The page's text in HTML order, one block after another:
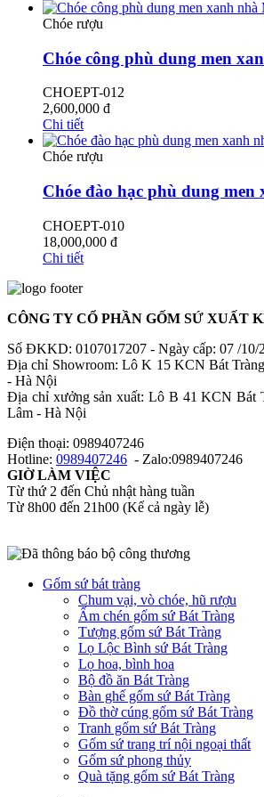
Chóe rượu
Chóe công phù dung men
CHOEPT-012
2,600,000 đ
Chi tiết
Chóe rượu
Chóe đào hạc phù dung
CHOEPT-010
18,000,000 đ
Chi tiết
CÔNG TY CỔ PHẦN GỐM SỨ XUẤT
Số ĐKKD: 0107017207 - Ngày cấp: 07 /10/
Địa chỉ Showroom: Lô K 15 KCN Bát
- Hà Nội
Địa chỉ xưởng sản xuất: Lô B 41 KCN Bát
Lâm - Hà Nội
Điện thoại: 0989407246
Hotline: 0989407246 - Zalo:0989407246
GIỜ LÀM VIỆC
Từ thứ 2 đến Chủ nhật hàng tuần
Từ 8h00 đến 21h00 (Kể cả ngày lễ)​
Gốm sứ bát tràng
Chum vại, vò chóe, hũ rượu
Ấm chén gốm sứ Bát Tràng
Tượng gốm sứ Bát Tràng
Lọ Lộc Bình sứ Bát Tràng
Lọ hoa, bình hoa
Bộ đồ ăn Bát Tràng
Bàn ghế gốm sứ Bát Tràng
Đồ thờ cúng gốm sứ Bát Tràng
Tranh gốm sứ Bát Tràng
Gốm sứ trang trí nội ngoại thất
Gốm sứ phong thủy
Quà tặng gốm sứ Bát Tràng